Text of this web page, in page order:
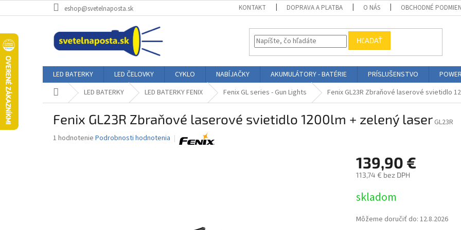
na
eshop@svetelnaposta.sk KONTAKT DOPRAVA A PLATBA O NÁS OBCHODNÉ
HĽADAŤ
LED BATERKY LED ČELOVKY CYKLO NABÍJAČKY AKUMULÁTORY - BATÉRIE PRÍSLUŠENSTVO
DomovLED BATERKY LED BATERKY FENIX Fenix GL series - Gun Lights Fenix GL23R Zbraňové laserové svietidlo
Fenix GL23R Zbraňové laserové svietidlo 1200lm + zelený laser GL23R
Priemerné
1 hodnotenie Podrobnosti hodnotenia
139,90 €
113,74 € bez DPH
cena:
skladom
Môžeme doručiť do: 12.8.2026